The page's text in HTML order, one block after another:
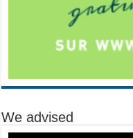
We advised